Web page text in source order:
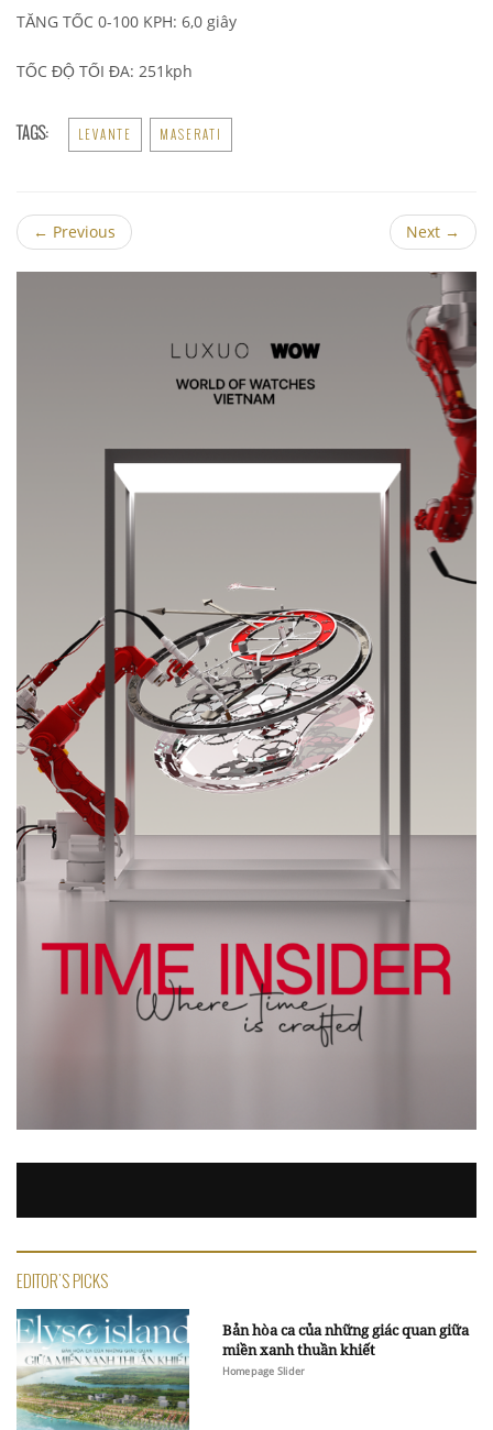
TĂNG TỐC 0-100 KPH: 6,0 giây
TỐC ĐỘ TỐI ĐA: 251kph
TAGS: LEVANTE MASERATI
← Previous Next →
EDITOR'S PICKS
Bản hòa ca của những giác quan giữa
miền xanh thuần khiết
Homepage Slider